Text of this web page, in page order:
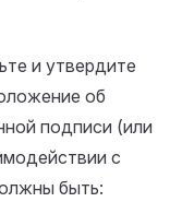
и утвердите
об
подписи (или
с
быть: